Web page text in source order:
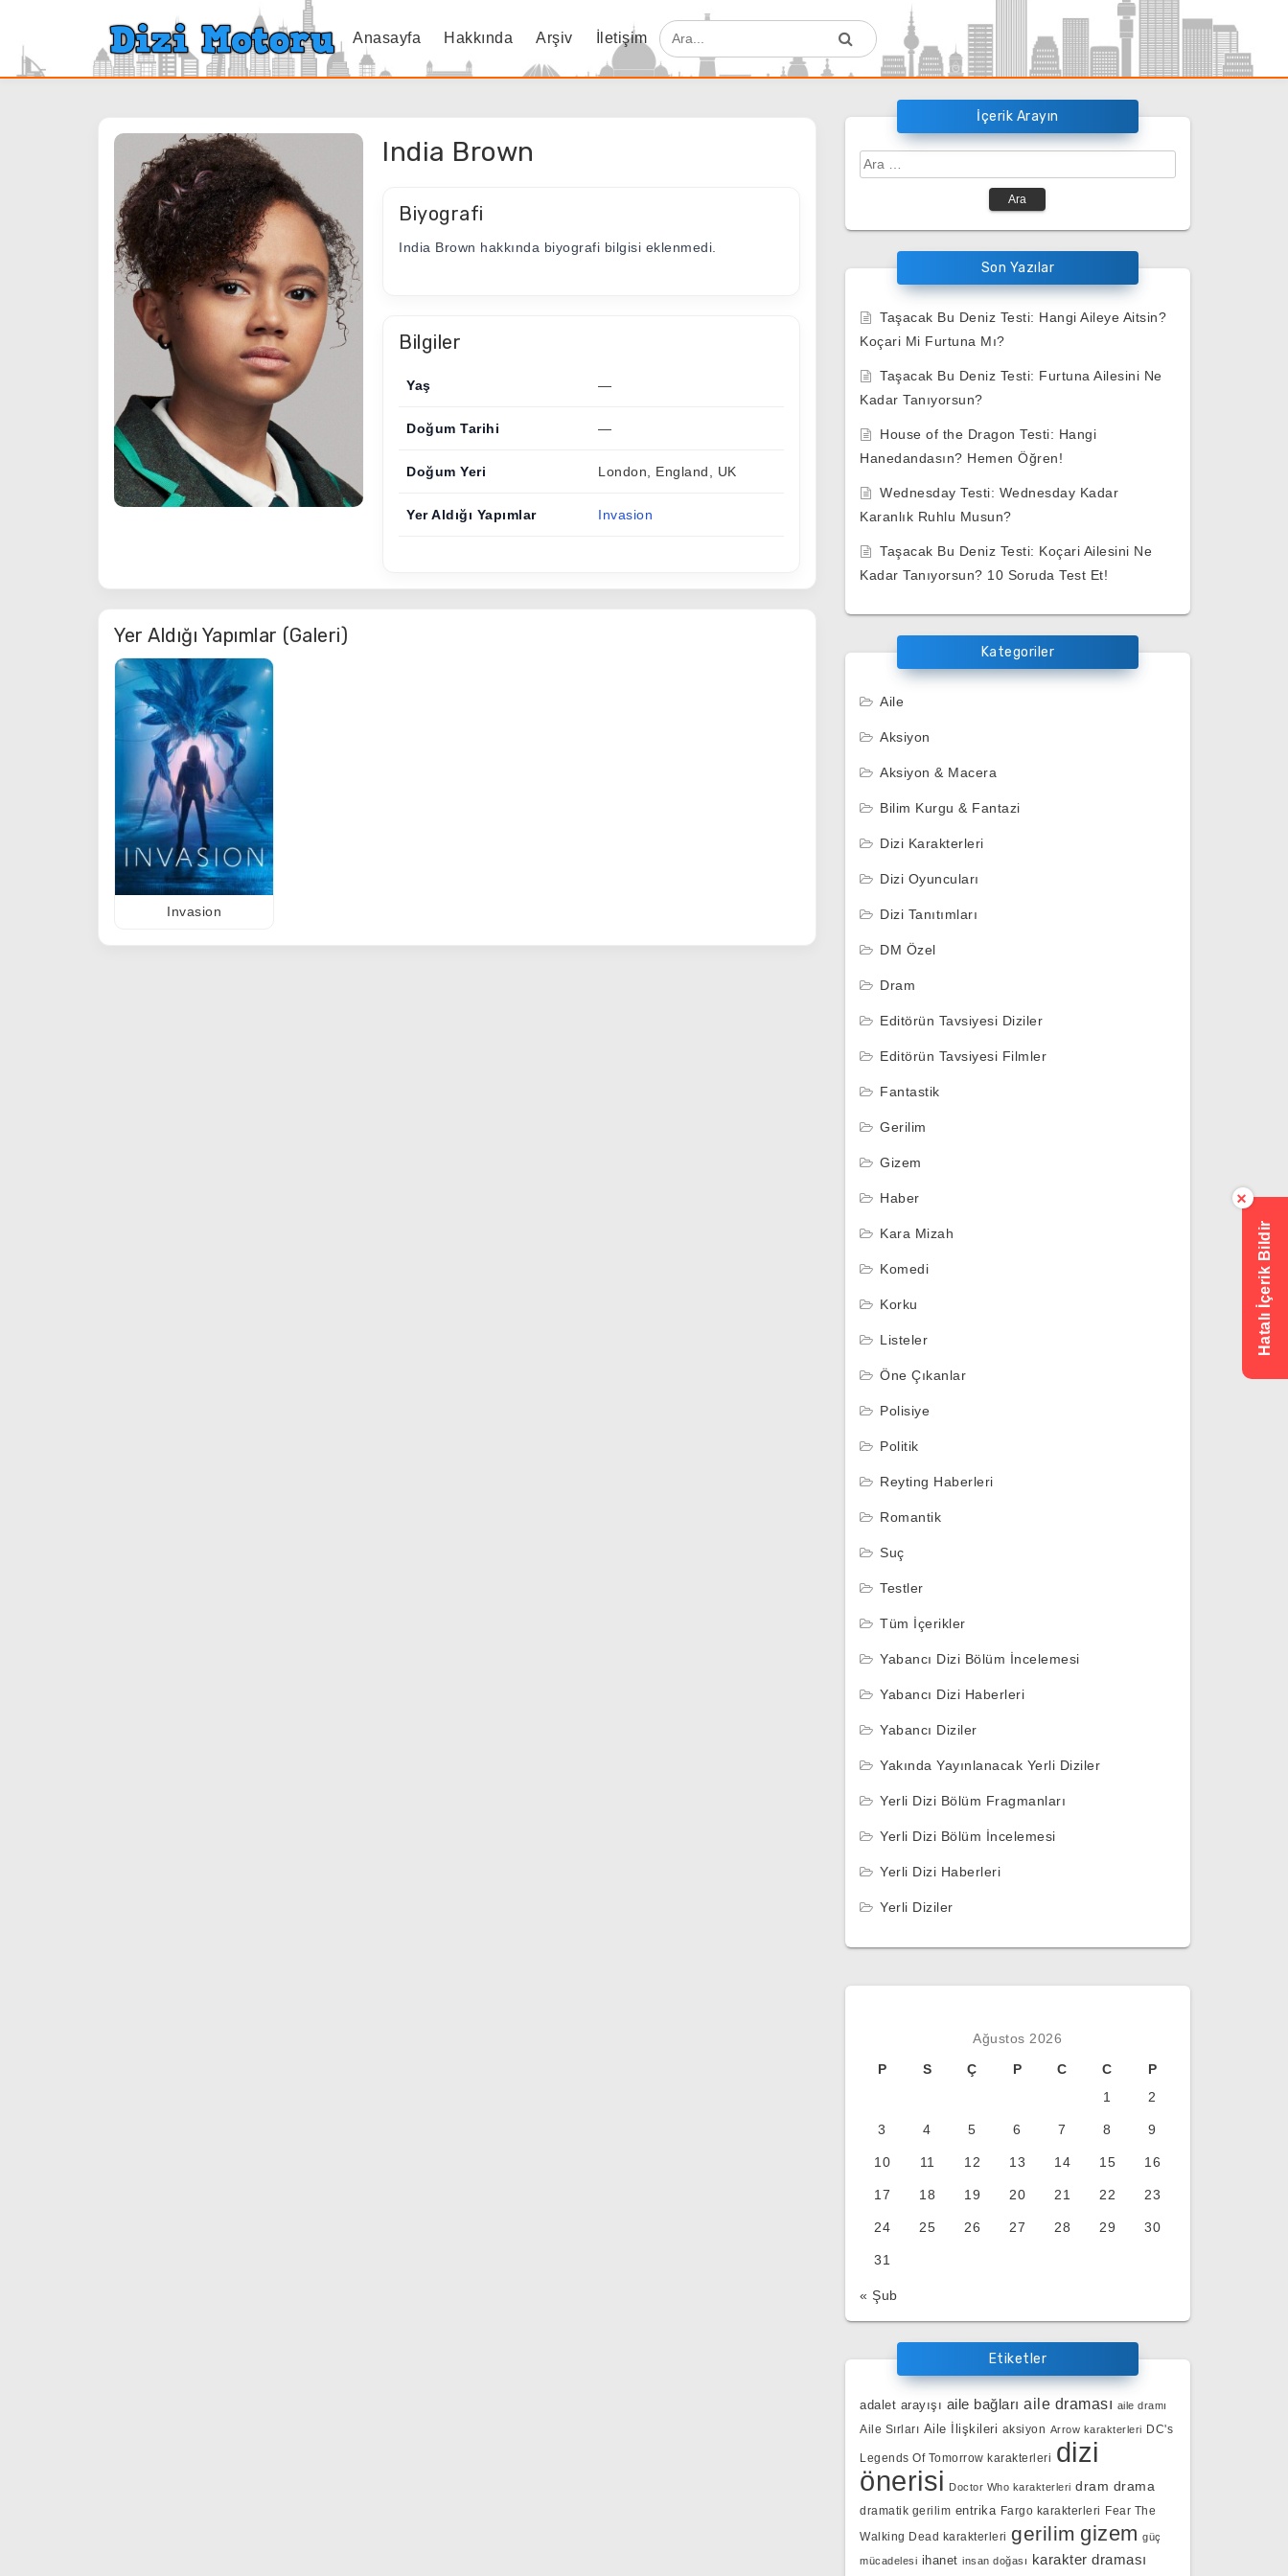
Anasayfa Hakkında Arşiv İletişim
India Brown
Biyografi
India Brown hakkında biyografi bilgisi eklenmedi.
Bilgiler
Yaş —
Doğum Tarihi —
Doğum Yeri London, England, UK
Yer Aldığı Yapımlar Invasion
Yer Aldığı Yapımlar (Galeri)
Invasion
İçerik Arayın
Arama:
Son Yazılar
Taşacak Bu Deniz Testi: Hangi Aileye Aitsin?
Koçari Mi Furtuna Mı?
Taşacak Bu Deniz Testi: Furtuna Ailesini Ne
Kadar Tanıyorsun?
House of the Dragon Testi: Hangi
Hanedandasın? Hemen Öğren!
Wednesday Testi: Wednesday Kadar
Karanlık Ruhlu Musun?
Taşacak Bu Deniz Testi: Koçari Ailesini Ne
Kadar Tanıyorsun? 10 Soruda Test Et!
Kategoriler
Aile
Aksiyon
Aksiyon & Macera
Bilim Kurgu & Fantazi
Dizi Karakterleri
Dizi Oyuncuları
Dizi Tanıtımları
DM Özel
Dram
Editörün Tavsiyesi Diziler
Editörün Tavsiyesi Filmler
Fantastik
Gerilim
Gizem
Haber
Kara Mizah
Komedi
Korku
Listeler
Öne Çıkanlar
Polisiye
Politik
Reyting Haberleri
Romantik
Suç
Testler
Tüm İçerikler
Yabancı Dizi Bölüm İncelemesi
Yabancı Dizi Haberleri
Yabancı Diziler
Yakında Yayınlanacak Yerli Diziler
Yerli Dizi Bölüm Fragmanları
Yerli Dizi Bölüm İncelemesi
Yerli Dizi Haberleri
Yerli Diziler
Ağustos 2026
P
S Ç P C C
P
1
2
3 4 5 6 7 8 9
10 11 12 13 14 15 16
17 18 19 20 21 22 23
24 25 26 27 28 29 30
31
« Şub
Etiketler
adalet arayışı aile bağları aile draması aile dramı
Aile Sırları Aile İlişkileri aksiyon Arrow karakterleri DC's
Legends Of Tomorrow karakterleri dizi
önerisi Doctor Who karakterleri dram drama
dramatik gerilim entrika Fargo karakterleri Fear The
Walking Dead karakterleri gerilim gizem güç
mücadelesi ihanet insan doğası karakter draması
Hatalı İçerik Bildir
×